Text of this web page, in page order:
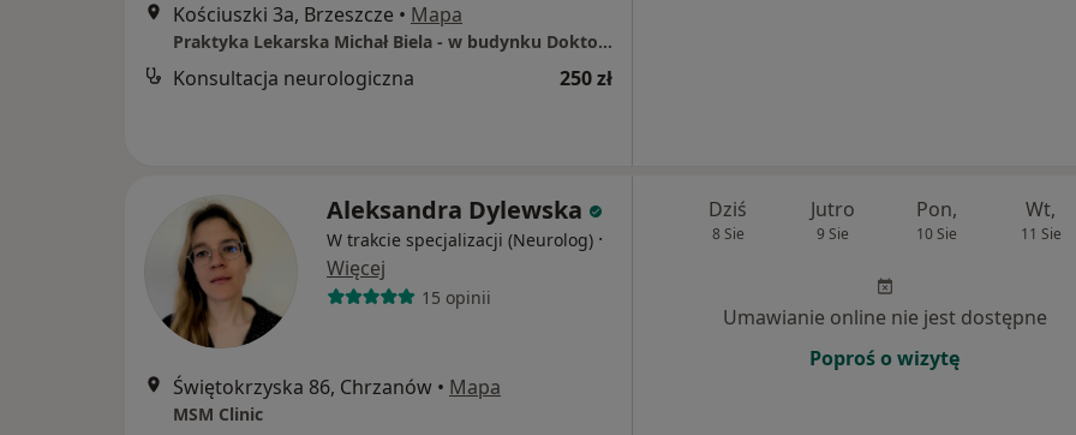
Kościuszki 3a, Brzeszcze • Mapa
Praktyka Lekarska Michał Biela - w budynku Doktor s.c.
Konsultacja neurologiczna 250 zł
Aleksandra Dylewska
W trakcie specjalizacji (Neurolog) ·
Więcej
15 opinii
Świętokrzyska 86, Chrzanów • Mapa
MSM Clinic
Dziś
8 Sie
Jutro
9 Sie
Pon,
10 Sie
Wt,
11 Sie
Umawianie online nie jest dostępne
Poproś o wizytę